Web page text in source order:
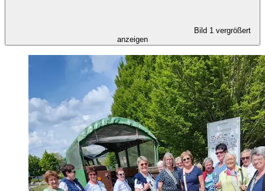
Bild 1 vergrößert
anzeigen